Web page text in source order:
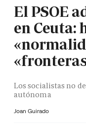
El PSOE
en Ceuta:
Los socialistas no
autónoma
Joan Guirado